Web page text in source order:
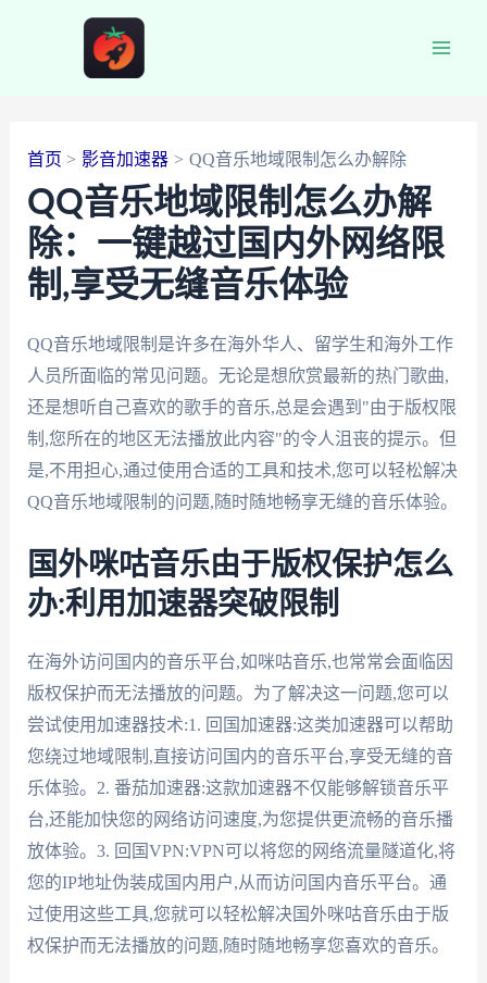
首页 影音加速器 QQ音乐地域限制怎么办解除
QQ音乐地域限制怎么办解
除：一键越过国内外网络限
制,享受无缝音乐体验
QQ音乐地域限制是许多在海外华人、留学生和海外工作
人员所面临的常见问题。无论是想欣赏最新的热门歌曲,
还是想听自己喜欢的歌手的音乐,总是会遇到"由于版权限
制,您所在的地区无法播放此内容"的令人沮丧的提示。但
是,不用担心,通过使用合适的工具和技术,您可以轻松解决
QQ音乐地域限制的问题,随时随地畅享无缝的音乐体验。
国外咪咕音乐由于版权保护怎么
办:利用加速器突破限制
在海外访问国内的音乐平台,如咪咕音乐,也常常会面临因
版权保护而无法播放的问题。为了解决这一问题,您可以
尝试使用加速器技术:1. 回国加速器:这类加速器可以帮助
您绕过地域限制,直接访问国内的音乐平台,享受无缝的音
乐体验。2. 番茄加速器:这款加速器不仅能够解锁音乐平
台,还能加快您的网络访问速度,为您提供更流畅的音乐播
放体验。3. 回国VPN:VPN可以将您的网络流量隧道化,将
您的IP地址伪装成国内用户,从而访问国内音乐平台。通
过使用这些工具,您就可以轻松解决国外咪咕音乐由于版
权保护而无法播放的问题,随时随地畅享您喜欢的音乐。